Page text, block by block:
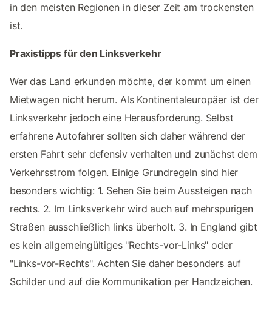
in den meisten Regionen in dieser Zeit am trockensten
ist.
Praxistipps für den Linksverkehr
Wer das Land erkunden möchte, der kommt um einen
Mietwagen nicht herum. Als Kontinentaleuropäer ist der
Linksverkehr jedoch eine Herausforderung. Selbst
erfahrene Autofahrer sollten sich daher während der
ersten Fahrt sehr defensiv verhalten und zunächst dem
Verkehrsstrom folgen. Einige Grundregeln sind hier
besonders wichtig: 1. Sehen Sie beim Aussteigen nach
rechts. 2. Im Linksverkehr wird auch auf mehrspurigen
Straßen ausschließlich links überholt. 3. In England gibt
es kein allgemeingültiges "Rechts-vor-Links" oder
"Links-vor-Rechts". Achten Sie daher besonders auf
Schilder und auf die Kommunikation per Handzeichen.